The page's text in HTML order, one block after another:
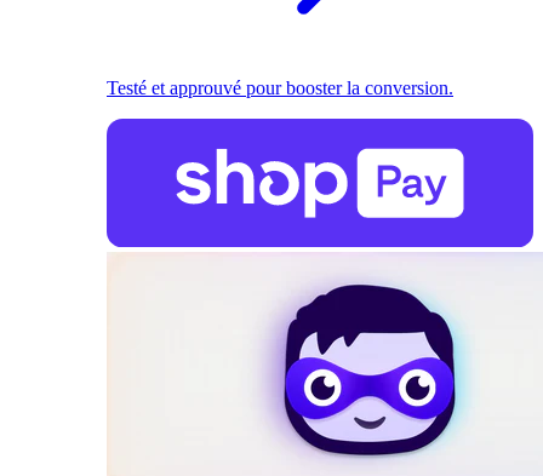
Testé et approuvé pour booster la conversion.